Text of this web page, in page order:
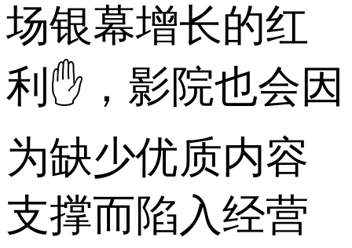
场银幕增长的红
利✋，影院也会因
为缺少优质内容
支撑而陷入经营